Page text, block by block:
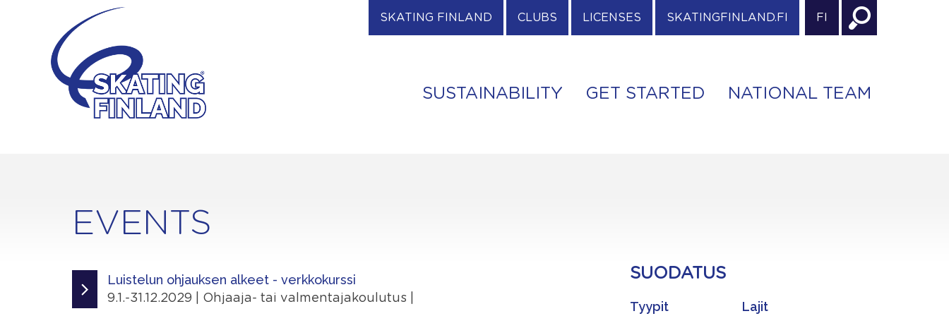
SKATING FINLAND CLUBS LICENSES SKATINGFINLAND.FI FI
SUSTAINABILITY GET STARTED NATIONAL TEAM
EVENTS
Luistelun ohjauksen alkeet - verkkokurssi
9.1.-31.12.2029 | Ohjaaja- tai valmentajakoulutus |
SUODATUS
Tyypit Lajit